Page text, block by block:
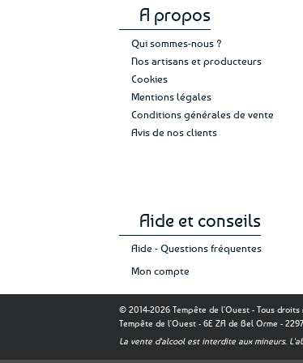
A propos
Qui sommes-nous ?
Nos artisans et producteurs
Cookies
Mentions légales
Conditions générales de vente
Avis de nos clients
Aide et conseils
Aide - Questions fréquentes
Mon compte
© 2014-2026 Tempête de l'Ouest - Tous droits
Tempête de l'Ouest - 6E ZA de Bel Orme -
La vente d'alcool est interdite aux mineurs.